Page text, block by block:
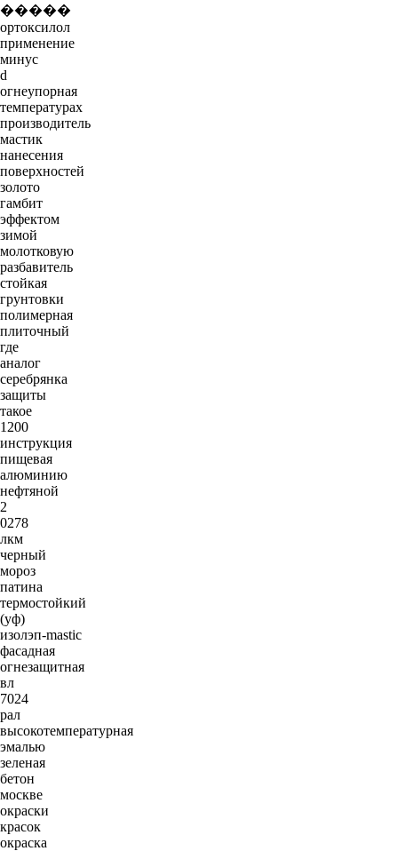
�����
ортоксилол
применение
минус
d
огнеупорная
температурах
производитель
мастик
нанесения
поверхностей
золото
гамбит
эффектом
зимой
молотковую
разбавитель
стойкая
грунтовки
полимерная
плиточный
где
аналог
серебрянка
защиты
такое
1200
инструкция
пищевая
алюминию
нефтяной
2
0278
лкм
черный
мороз
патина
термостойкий
(уф)
изолэп-mastic
фасадная
огнезащитная
вл
7024
рал
высокотемпературная
эмалью
зеленая
бетон
москве
окраски
красок
окраска